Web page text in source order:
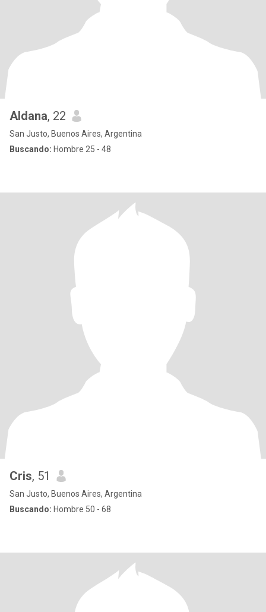
Aldana, 22
San Justo, Buenos Aires, Argentina
Buscando: Hombre 25 - 48
Cris, 51
San Justo, Buenos Aires, Argentina
Buscando: Hombre 50 - 68